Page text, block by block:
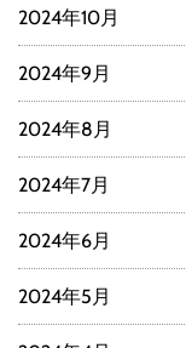
2024年10月
2024年9月
2024年8月
2024年7月
2024年6月
2024年5月